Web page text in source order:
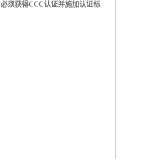
必须获得CCC认证并施加认证标